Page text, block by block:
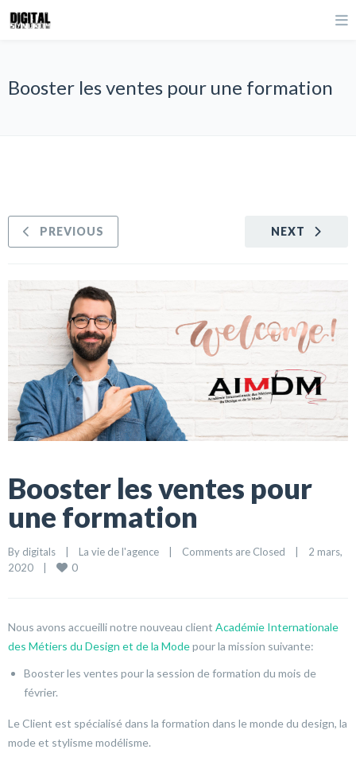
Booster les ventes pour une formation
NEXT
PREVIOUS
Booster les ventes pour
une formation
By digitals | La vie de l'agence | Comments are Closed |
2 mars,
2020
| 0
Nous avons accueilli notre nouveau client Académie Internationale
des Métiers du Design et de la Modepour la mission suivante:
Booster les ventes pour la session de formation du mois de
février.
Le Client est spécialisé dans la formation dans le monde du design, la
mode et stylisme modélisme.